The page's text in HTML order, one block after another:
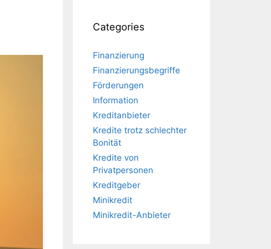
Categories
Finanzierung
Finanzierungsbegriffe
Förderungen
Information
Kreditanbieter
Kredite trotz schlechter
Bonität
Kredite von
Privatpersonen
Kreditgeber
Minikredit
Minikredit-Anbieter